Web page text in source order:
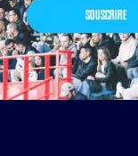
SOUSCRIRE